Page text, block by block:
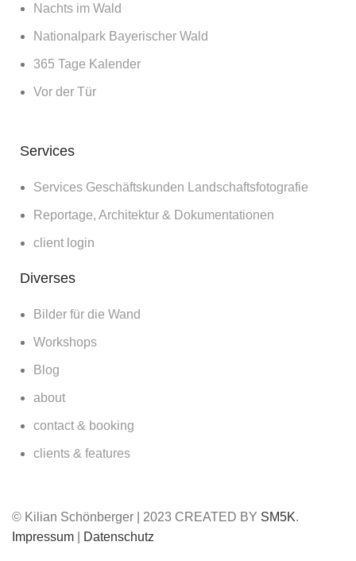
Nachts im Wald
Nationalpark Bayerischer Wald
365 Tage Kalender
Vor der Tür
Services
Services Geschäftskunden Landschaftsfotografie
Reportage, Architektur & Dokumentationen
client login
Diverses
Bilder für die Wand
Workshops
Blog
about
contact & booking
clients & features
© Kilian Schönberger | 2023 CREATED BY SM5K.
Impressum
Datenschutz